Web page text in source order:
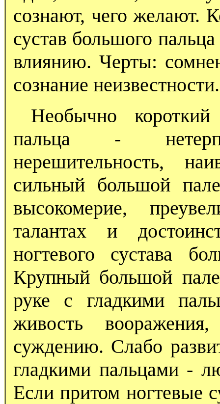
сознают, чего желают.
сустав большого
влиянию. Черты:
сознание неизвестности.
Необычно
пальца -
нерешительность,
сильный большой
высокомерие,
талантах и
ногтевого сустава
Крупный большой
руке с гладкими
живость
суждению. Слабо
гладкими пальцами -
Если притом ногтевые